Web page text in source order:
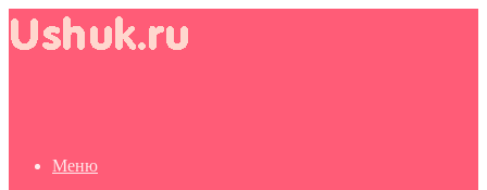
Меню